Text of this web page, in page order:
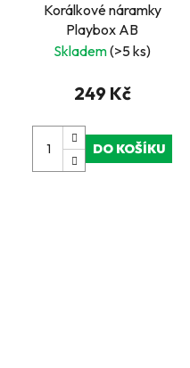
Korálkové náramky
Playbox AB
Skladem(>5 ks)
249 Kč
DO KOŠÍKU